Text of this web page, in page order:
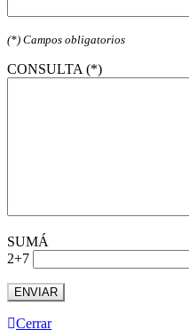
(*) Campos obligatorios
CONSULTA (*)
SUMÁ
2+7
Cerrar